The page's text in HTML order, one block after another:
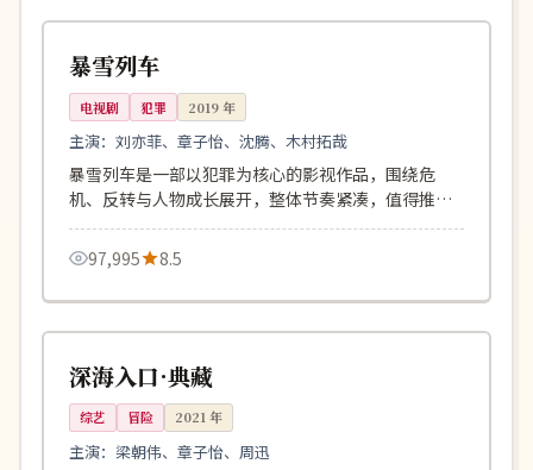
韩国
暴雪列车
电视剧 犯罪 2019年
主演：刘亦菲、章子怡、沈腾、木村拓哉
暴雪列车是一部以犯罪为核心的影视作品，围绕危
机、反转与人物成长展开，整体节奏紧凑，值得推荐
观看。
97,995
8.5
韩国
独播 92分钟
深海入口·典藏
综艺 冒险 2021年
主演：梁朝伟、章子怡、周迅